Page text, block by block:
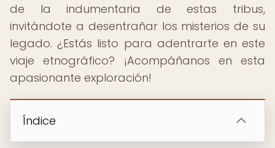
de la indumentaria de estas tribus,
invitándote a desentrañar los misterios de su
legado. ¿Estás listo para adentrarte en este
viaje etnográfico? ¡Acompáñanos en esta
apasionante exploración!
Índice